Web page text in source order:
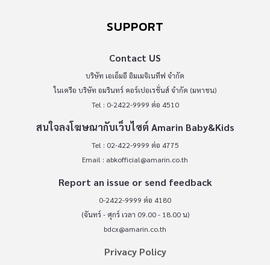
SUPPORT
Contact US
บริษัท เอเอ็มอี อิมเมจิเนทีฟ จำกัด
ในเครือ บริษัท อมรินทร์ คอร์เปอเรชั่นส์ จำกัด (มหาชน)
Tel : 0-2422-9999 ต่อ 4510
สนใจลงโฆษณากับเว็บไซต์ Amarin Baby&Kids
Tel : 02-422-9999 ต่อ 4775
Email : abkofficial@amarin.co.th
Report an issue or send feedback
0-2422-9999 ต่อ 4180
(จันทร์ - ศุกร์ เวลา 09.00 - 18.00 น)
bdcx@amarin.co.th
Privacy Policy